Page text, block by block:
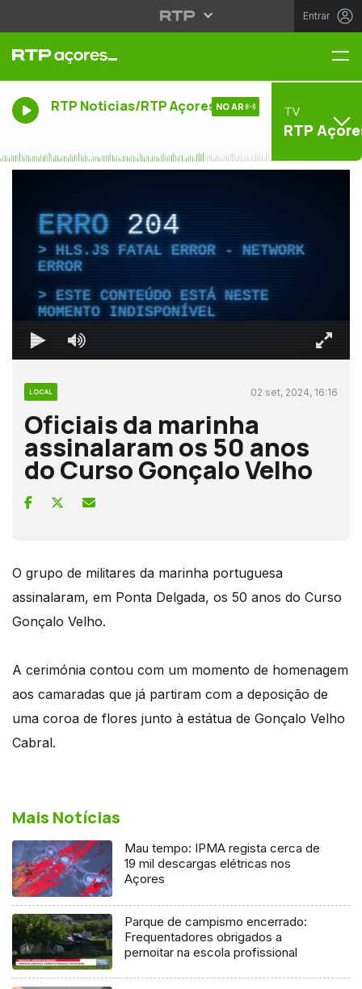
Entrar
RTP Noticias/RTP Açores NO AR TV
RTP
ERRO204
HLS.JS FATAL ERROR - NETWORK
ERROR
ESTE CONTEÚDO ESTÁ NESTE
MOMENTO INDISPONÍVEL
LOCAL 02 set, 2024, 16:16
Oficiais da marinha
assinalaram os 50 anos
do Curso Gonçalo Velho
O grupo de militares da marinha portuguesa
assinalaram, em Ponta Delgada, os 50 anos do Curso
Gonçalo Velho.
A cerimónia contou com um momento de homenagem
aos camaradas que já partiram com a deposição de
uma coroa de flores junto à estátua de Gonçalo Velho
Cabral.
Mais Notícias
Mau tempo: IPMA regista cerca de
19 mil descargas elétricas nos
Açores
Parque de campismo encerrado:
Frequentadores obrigados a
pernoitar na escola profissional